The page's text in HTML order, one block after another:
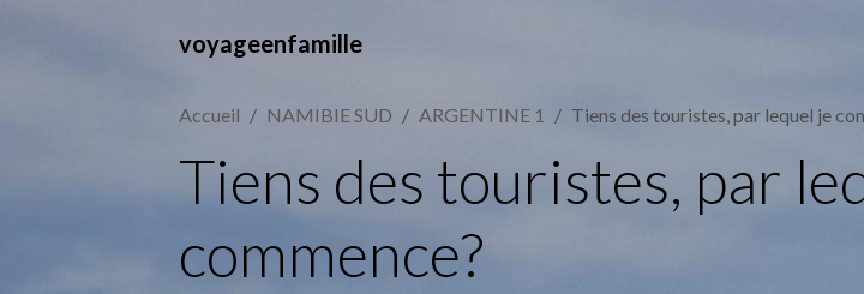
voyageenfamille
Accueil NAMIBIE SUD ARGENTINE 1 Tiens des touristes, par lequel je
Tiens des touristes, par
commence?